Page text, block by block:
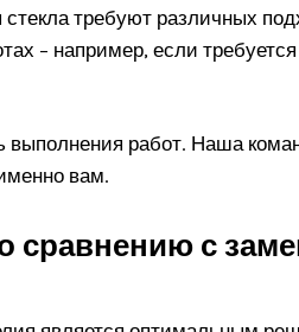
требуют различных
– например, если
работ. Наша
вам.
сравнению с